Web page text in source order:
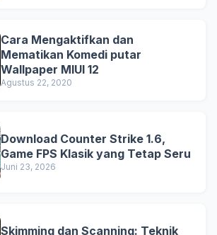
Cara Mengaktifkan dan
Mematikan Komedi putar
Wallpaper MIUI 12
Agustus 22, 2020
Download Counter Strike 1.6,
Game FPS Klasik yang Tetap Seru
Juni 23, 2026
Skimming dan Scanning: Teknik